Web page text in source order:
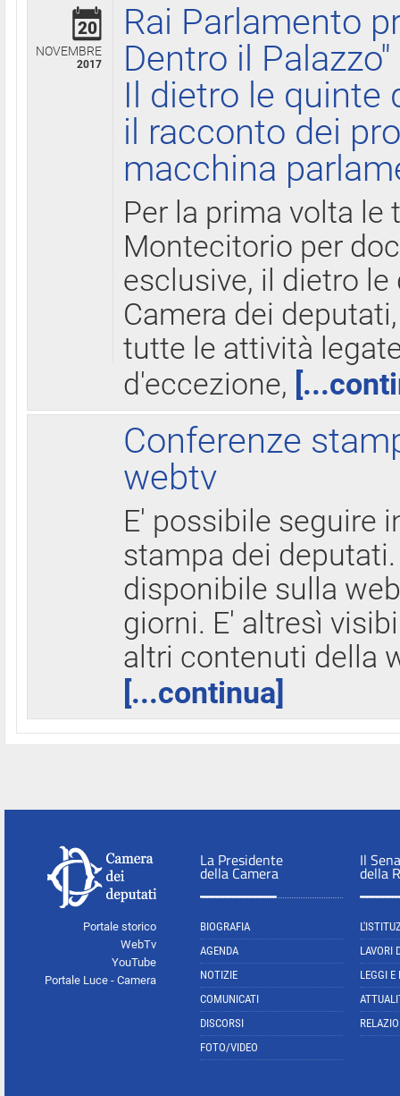
20
NOVEMBRE
2017
Rai Parlamento
Dentro il Palazzo"
Il dietro le quinte
il racconto dei
macchina
Per la prima volta le
Montecitorio per
esclusive, il dietro
Camera dei
tutte le attività
d'eccezione,
Conferenze
webtv
E' possibile seguire
stampa dei
disponibile sulla
giorni. E' altresì
altri contenuti della
[...continua]
Portale storico
WebTv
YouTube
Portale Luce - Camera
La Presidente
della Camera
BIOGRAFIA
AGENDA
NOTIZIE
COMUNICATI
DISCORSI
FOTO/VIDEO
Il
della
LAVORI
LEGGI E